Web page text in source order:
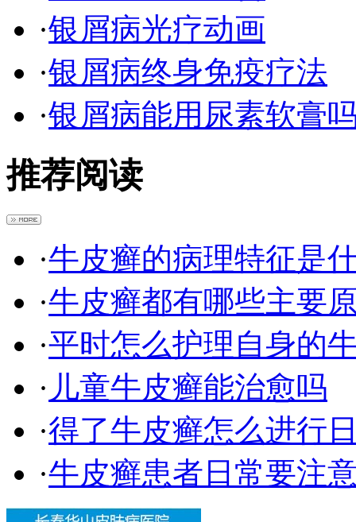
·银屑病光疗动画
·银屑病终身免疫疗法
·银屑病能用尿素软膏
推荐阅读
·牛皮癣的病理特征是
·牛皮癣都有哪些主要
·平时怎么护理自身的
· 儿童牛皮癣能治愈吗
·得了牛皮癣怎么进行
·牛皮癣患者日常要注